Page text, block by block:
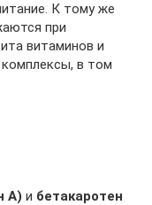
К тому же
при
витаминов и
в том
А) и бетакаротен